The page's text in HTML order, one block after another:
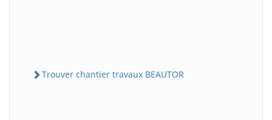
Trouver chantier travaux BEAUTOR